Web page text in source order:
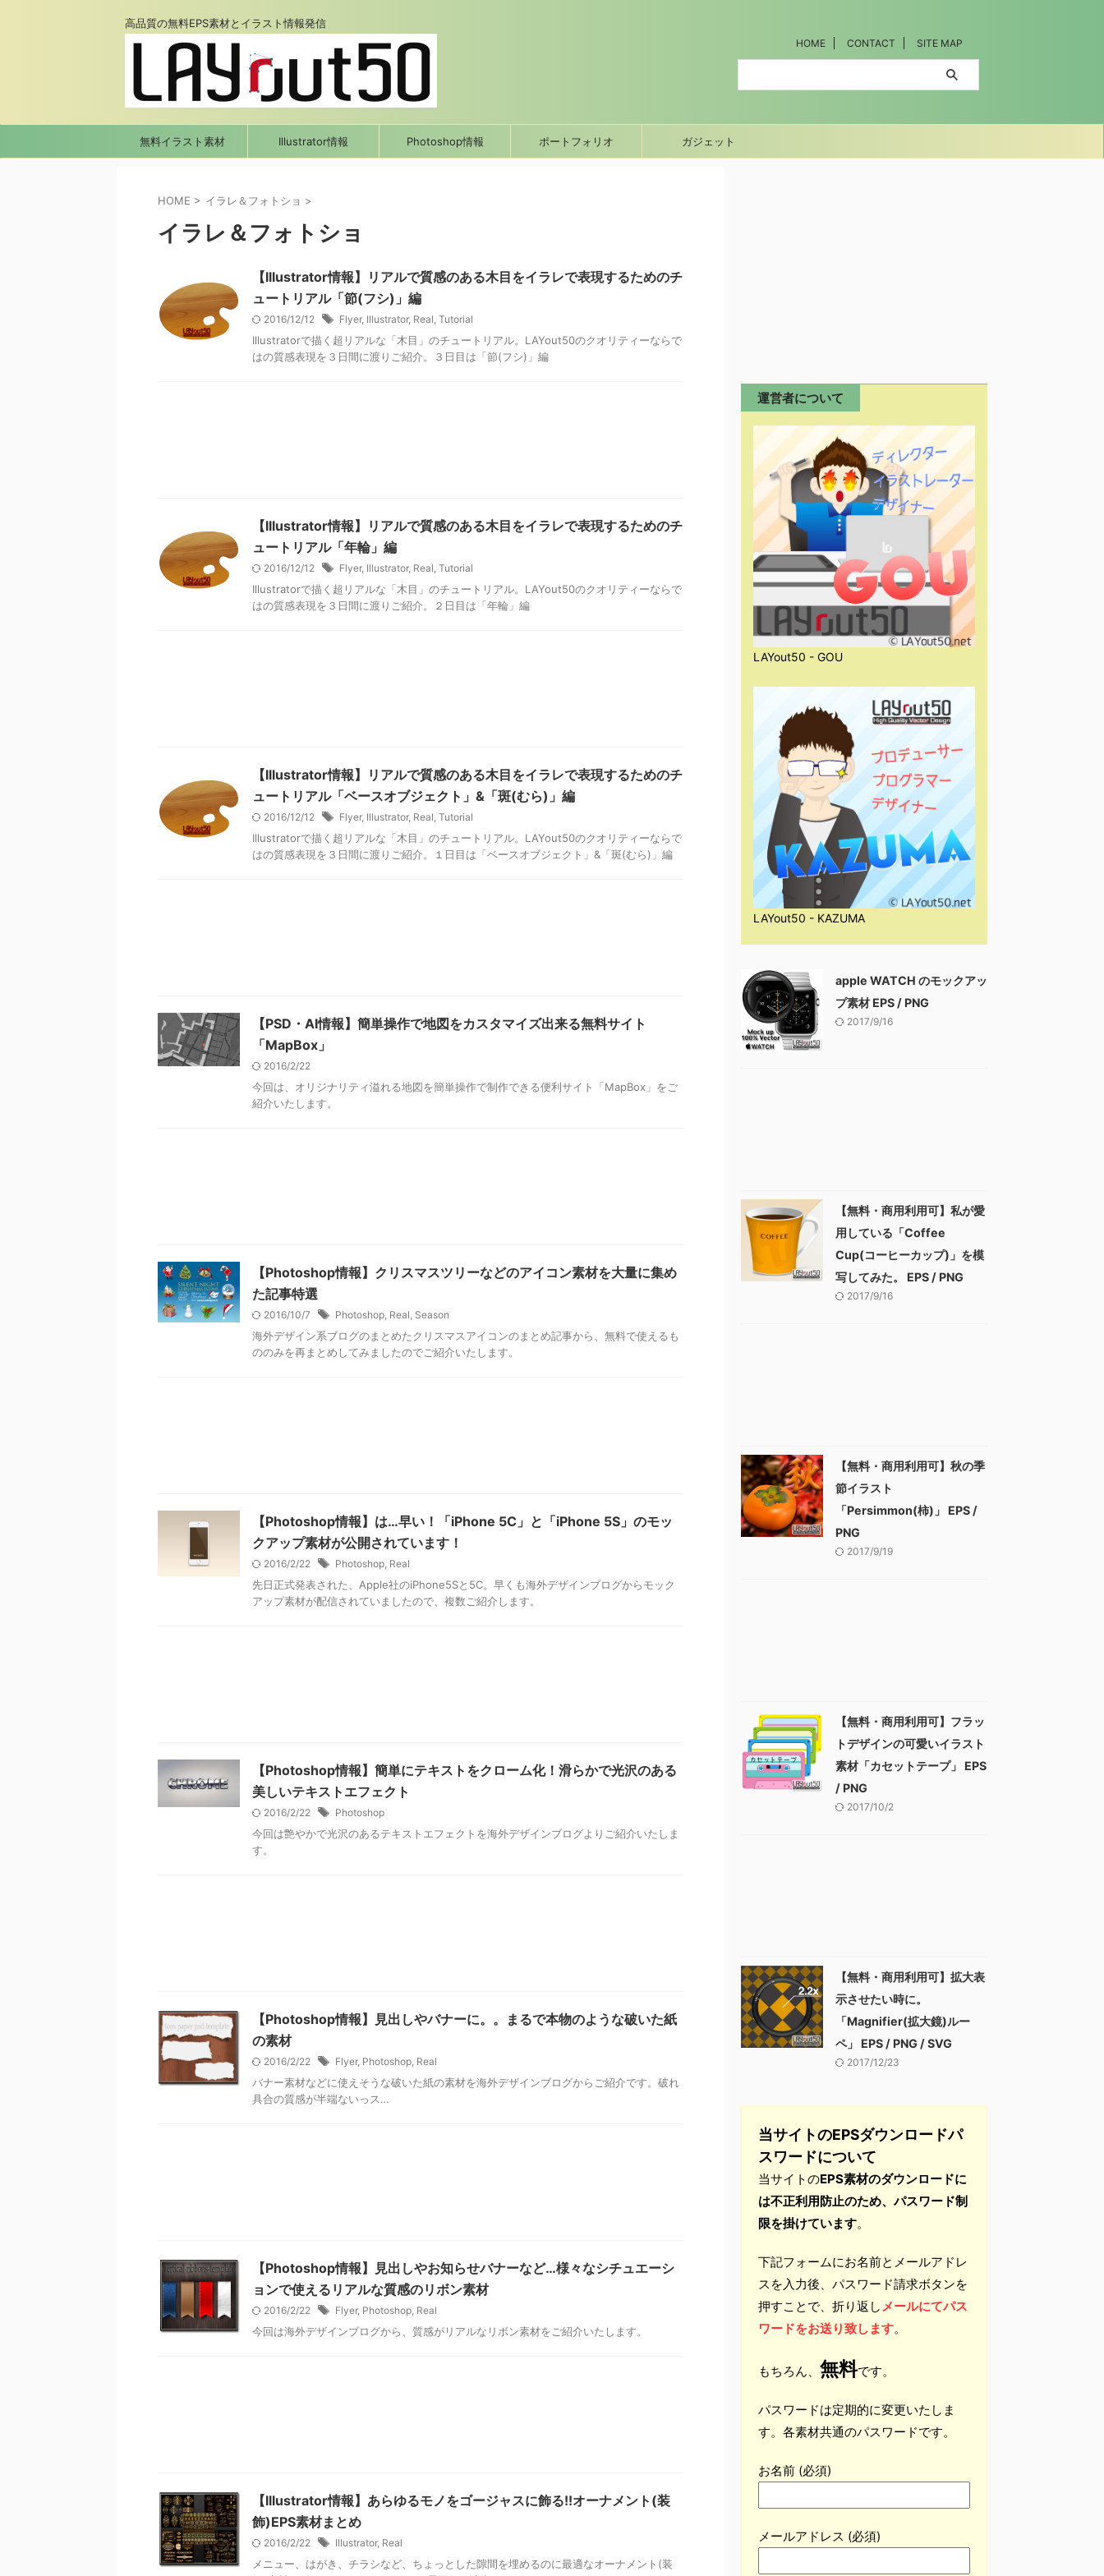
高品質の無料EPS素材とイラスト情報発信
HOME CONTACT SITE MAP
無料イラスト素材 Illustrator情報 Photoshop情報 ポートフォリオ ガジェット
HOME > イラレ＆フォトショ >
イラレ＆フォトショ
【Illustrator情報】リアルで質感のある木目をイラレで表現するためのチ
ュートリアル「節(フシ)」編
2016/12/12 Flyer, Illustrator, Real, Tutorial
Illustratorで描く超リアルな「木目」のチュートリアル。LAYout50のクオリティーならで
はの質感表現を３日間に渡りご紹介。３日目は「節(フシ)」編
【Illustrator情報】リアルで質感のある木目をイラレで表現するためのチ
ュートリアル「年輪」編
2016/12/12 Flyer, Illustrator, Real, Tutorial
Illustratorで描く超リアルな「木目」のチュートリアル。LAYout50のクオリティーならで
はの質感表現を３日間に渡りご紹介。２日目は「年輪」編
【Illustrator情報】リアルで質感のある木目をイラレで表現するためのチ
ュートリアル「ベースオブジェクト」&「斑(むら)」編
2016/12/12 Flyer, Illustrator, Real, Tutorial
Illustratorで描く超リアルな「木目」のチュートリアル。LAYout50のクオリティーならで
はの質感表現を３日間に渡りご紹介。１日目は「ベースオブジェクト」&「斑(むら)」編
【PSD・AI情報】簡単操作で地図をカスタマイズ出来る無料サイト
「MapBox」
2016/2/22
今回は、オリジナリティ溢れる地図を簡単操作で制作できる便利サイト「MapBox」をご
紹介いたします。
【Photoshop情報】クリスマスツリーなどのアイコン素材を大量に集め
た記事特選
2016/10/7 Photoshop, Real, Season
海外デザイン系ブログのまとめたクリスマスアイコンのまとめ記事から、無料で使えるも
ののみを再まとめしてみましたのでご紹介いたします。
【Photoshop情報】は…早い！「iPhone 5C」と「iPhone 5S」のモッ
クアップ素材が公開されています！
2016/2/22 Photoshop, Real
先日正式発表された、Apple社のiPhone5Sと5C。早くも海外デザインブログからモック
アップ素材が配信されていましたので、複数ご紹介します。
【Photoshop情報】簡単にテキストをクローム化！滑らかで光沢のある
美しいテキストエフェクト
2016/2/22 Photoshop
今回は艶やかで光沢のあるテキストエフェクトを海外デザインブログよりご紹介いたしま
す。
【Photoshop情報】見出しやバナーに。。まるで本物のような破いた紙
の素材
2016/2/22 Flyer, Photoshop, Real
バナー素材などに使えそうな破いた紙の素材を海外デザインブログからご紹介です。破れ
具合の質感が半端ないっス…
【Photoshop情報】見出しやお知らせバナーなど…様々なシチュエーシ
ョンで使えるリアルな質感のリボン素材
2016/2/22 Flyer, Photoshop, Real
今回は海外デザインブログから、質感がリアルなリボン素材をご紹介いたします。
【Illustrator情報】あらゆるモノをゴージャスに飾る!!オーナメント(装
飾)EPS素材まとめ
2016/2/22 Illustrator, Real
メニュー、はがき、チラシなど、ちょっとした隙間を埋めるのに最適なオーナメント(装
運営者について
LAYout50 - GOU
LAYout50 - KAZUMA
apple WATCH のモックアッ
プ素材 EPS / PNG
2017/9/16
【無料・商用利用可】私が愛
用している「Coffee
Cup(コーヒーカップ)」を模
写してみた。 EPS / PNG
2017/9/16
【無料・商用利用可】秋の季
節イラスト
「Persimmon(柿)」 EPS /
PNG
2017/9/19
【無料・商用利用可】フラッ
トデザインの可愛いイラスト
素材「カセットテープ」 EPS
/ PNG
2017/10/2
【無料・商用利用可】拡大表
示させたい時に。
「Magnifier(拡大鏡)ルー
ペ」 EPS / PNG / SVG
2017/12/23
当サイトのEPSダウンロードパ
スワードについて
当サイトのEPS素材のダウンロードに
は不正利用防止のため、パスワード制
限を掛けています。
下記フォームにお名前とメールアドレ
スを入力後、パスワード請求ボタンを
押すことで、折り返しメールにてパス
ワードをお送り致します。
もちろん、 無料です。
パスワードは定期的に変更いたしま
す。各素材共通のパスワードです。
お名前 (必須)
メールアドレス (必須)